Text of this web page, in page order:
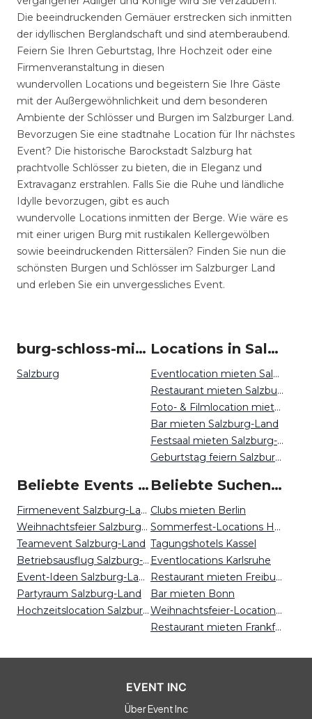
Die beeindruckenden Gemäuer erstrecken sich inmitten
der idyllischen Berglandschaft und sind atemberaubend.
Feiern Sie Ihren Geburtstag, Ihre Hochzeit oder eine
Firmenveranstaltung in diesen
wundervollen Locations und begeistern Sie Ihre Gäste
mit der Außergewöhnlichkeit und dem besonderen
Ambiente der Schlösser und Burgen im Salzburger Land.
Bevorzugen Sie eine stadtnahe Location für Ihr nächstes
Event? Die historische Barockstadt Salzburg hat
prachtvolle Schlösser zu bieten, die in Eleganz und
Extravaganz erstrahlen. Falls Sie die Ruhe und ländliche
Idylle bevorzugen, gibt es auch
wundervolle Locations inmitten der Berge. Wie wäre es
mit einer urigen Burg mit rustikalen Kellergewölben
sowie beeindruckenden Rittersälen? Finden Sie nun die
schönsten Burgen und Schlösser im Salzburger Land
und erleben Sie ein unvergessliches Event.
burg-schloss-mieten um Salzburg Land
Salzburg
Locations in Salzburg Land mieten
Eventlocation mieten Salzburg-Land
Restaurant mieten Salzburg-Land
Foto- & Filmlocation mieten Salzburg-Land
Bar mieten Salzburg-Land
Festsaal mieten Salzburg-Land
Geburtstag feiern Salzburg-Land
Beliebte Events in Salzburg Land
Firmenevent Salzburg-Land
Weihnachtsfeier Salzburg-Land
Teamevent Salzburg-Land
Betriebsausflug Salzburg-Land
Event-Ideen Salzburg-Land
Partyraum Salzburg-Land
Hochzeitslocation Salzburg-Land
Beliebte Suchen auf Event Inc
Clubs mieten Berlin
Sommerfest-Locations Hannover
Tagungshotels Kassel
Eventlocations Karlsruhe
Restaurant mieten Freiburg
Bar mieten Bonn
Weihnachtsfeier-Locations München
Restaurant mieten Frankfurt
EVENT INC
Über Event Inc